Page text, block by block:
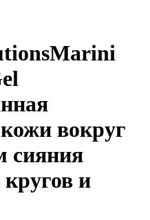
Marini
вокруг
сияния
и